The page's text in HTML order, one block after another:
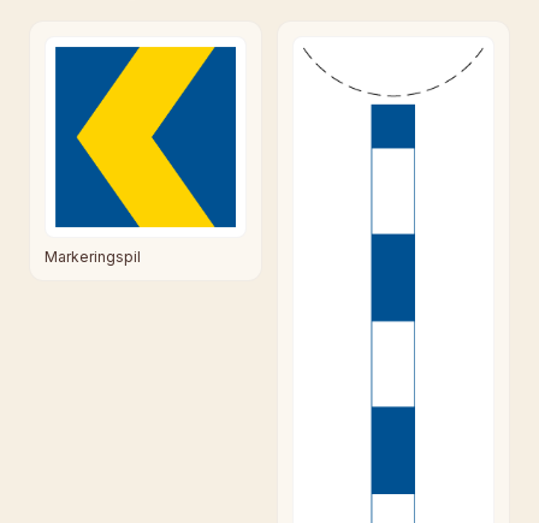
Markeringspil